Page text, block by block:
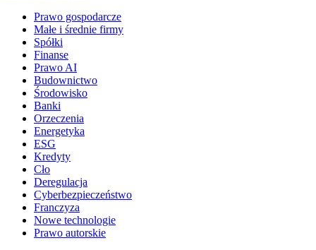
Prawo gospodarcze
Małe i średnie firmy
Spółki
Finanse
Prawo AI
Budownictwo
Środowisko
Banki
Orzeczenia
Energetyka
ESG
Kredyty
Cło
Deregulacja
Cyberbezpieczeństwo
Franczyza
Nowe technologie
Prawo autorskie